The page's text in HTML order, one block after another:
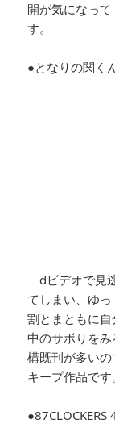
開が気になっ
す。
●となりの関く
dビデオで見
てしまい、ゆ
割とまともに
中のサボりを
構既刊が多い
キープ作品です
●87CLOCKERS